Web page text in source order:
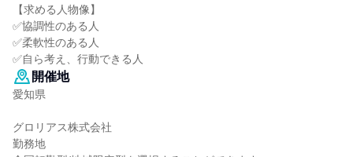
【求める人物像】
✅協調性のある人
✅柔軟性のある人
✅自ら考え、行動できる人
開催地
愛知県
グロリアス株式会社
勤務地